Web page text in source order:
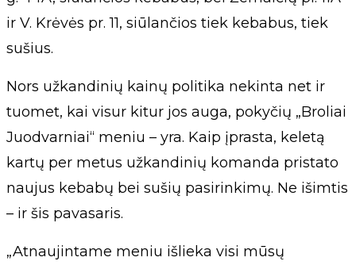
ir V. Krėvės pr. 11, siūlančios tiek kebabus, tiek
sušius.
Nors užkandinių kainų politika nekinta net ir
tuomet, kai visur kitur jos auga, pokyčių „Broliai
Juodvarniai“ meniu – yra. Kaip įprasta, keletą
kartų per metus užkandinių komanda pristato
naujus kebabų bei sušių pasirinkimų. Ne išimtis
– ir šis pavasaris.
„Atnaujintame meniu išlieka visi mūsų